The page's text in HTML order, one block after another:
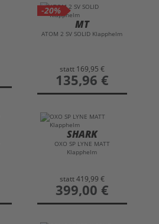
-20%
MT
ATOM 2 SV SOLID Klapphelm
statt 169,95 €
preis
135,96 €
SHARK
OXO SP LYNE MATT
Klapphelm
statt 419,99 €
preis
399,00 €